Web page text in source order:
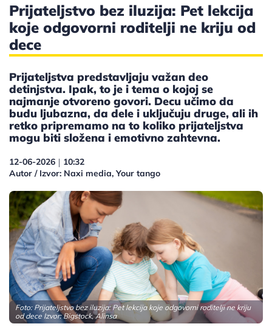
Prijateljstvo bez iluzija: Pet lekcija
koje odgovorni roditelji ne kriju od
dece
Prijateljstva predstavljaju važan deo
detinjstva. Ipak, to je i tema o kojoj se
najmanje otvoreno govori. Decu učimo da
budu ljubazna, da dele i uključuju druge, ali ih
retko pripremamo na to koliko prijateljstva
mogu biti složena i emotivno zahtevna.
12-06-2026 | 10:32
Autor / Izvor: Naxi media, Your tango
Foto: Prijateljstvo bez iluzija: Pet lekcija koje odgovorni roditelji ne kriju
od dece Izvor: Bigstock, Alinsa